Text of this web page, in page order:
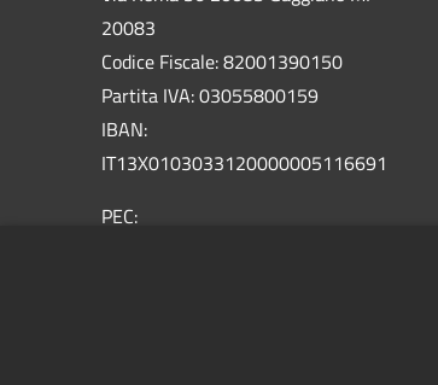
20083
Codice Fiscale: 82001390150
Partita IVA: 03055800159
IBAN:
IT13X0103033120000005116691
PEC: